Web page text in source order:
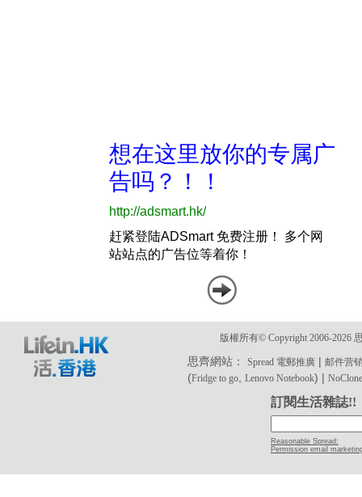
版權所有© Copyright 2006-2026
思齊網站：Spread 電郵推廣 |邮件营
(Fridge to go ,Lenovo Notebook) |